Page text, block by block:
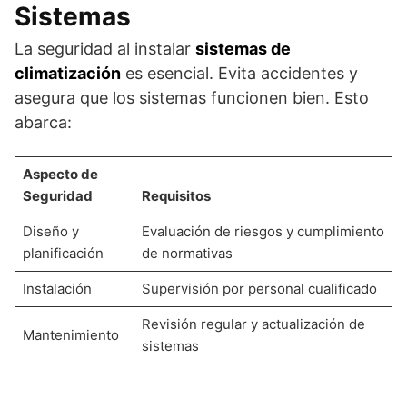
Sistemas
La seguridad al instalar sistemas de
climatización es esencial. Evita accidentes y
asegura que los sistemas funcionen bien. Esto
abarca:
Aspecto de
Seguridad
Requisitos
Diseño y
planificación
Evaluación de riesgos y cumplimiento
de normativas
Instalación Supervisión por personal cualificado
Mantenimiento
Revisión regular y actualización de
sistemas